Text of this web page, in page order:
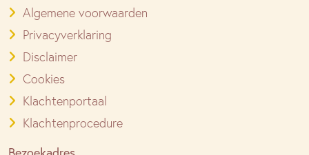
Algemene voorwaarden
Privacyverklaring
Disclaimer
Cookies
Klachtenportaal
Klachtenprocedure